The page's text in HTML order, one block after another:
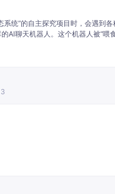
系统”的自主探究项目时，会遇到
AI聊天机器人。这个机器人被“喂